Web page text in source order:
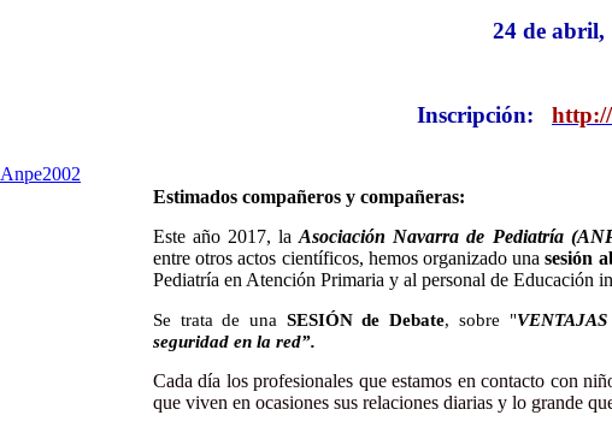
24 de abril,
Inscripción:
Estimados compañeros y compañeras:
Este año 2017, laAsociación Navarra de Pediatría
entre otros actos científicos, hemos organizado unasesión
Pediatría en Atención Primaria y al personal de Educación
Se trata de una SESIÓN de Debate, sobre "
seguridad en la red”.
Cada día los profesionales que estamos en contacto con
que viven en ocasiones sus relaciones diarias y lo grande